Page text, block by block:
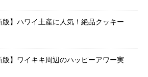
版】ハワイ土産に人気！絶品クッキー
版】ワイキキ周辺のハッピーアワー実